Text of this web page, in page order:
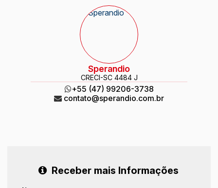
Sperandio
CRECI-SC 4484 J
+55 (47) 99206-3738
contato@sperandio.com.br
Receber mais Informações